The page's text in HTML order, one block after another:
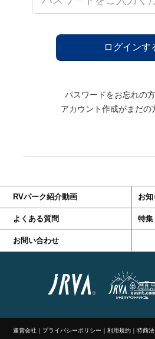
パスワードをお忘れの
アカウント作成がまだの
RVパーク紹介動画 お知
よくある質問 特集
お問い合わせ
運営会社 ｜ プライバシーポリシー ｜利用規約 ｜特商法